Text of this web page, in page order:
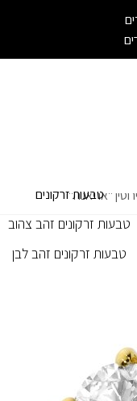
טבעות זרקונים
טבעות זרקונים זהב צהוב
טבעות זרקונים זהב לבן
"אריאנה"